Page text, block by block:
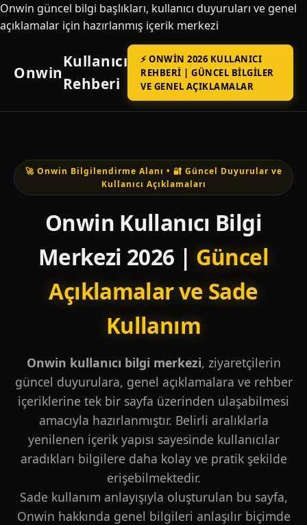
Onwin güncel bilgi başlıkları, kullanıcı duyuruları ve genel
açıklamalar için hazırlanmış içerik merkezi
Onwin
Kullanıcı
Rehberi
⚡ ONWIN 2026 KULLANICI
REHBERI | GÜNCEL BILGILER
VE GENEL AÇIKLAMALAR
🚀 Onwin Bilgilendirme Alanı • 🔐 Güncel Duyurular ve
Kullanıcı Açıklamaları
Onwin Kullanıcı Bilgi
Merkezi 2026 | Güncel
Açıklamalar ve Sade
Kullanım
Onwin kullanıcı bilgi merkezi, ziyaretçilerin
güncel duyurulara, genel açıklamalara ve rehber
içeriklerine tek bir sayfa üzerinden ulaşabilmesi
amacıyla hazırlanmıştır. Belirli aralıklarla
yenilenen içerik yapısı sayesinde kullanıcılar
aradıkları bilgilere daha kolay ve pratik şekilde
erişebilmektedir.
Sade kullanım anlayışıyla oluşturulan bu sayfa,
Onwin hakkında genel bilgileri anlaşılır biçimde